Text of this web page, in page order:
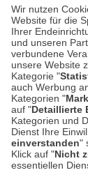
Wir nutzen
Website für die
Ihrer
und unseren
verbundene
unsere Website
Kategorie "
auch Werbung
Kategorien "
auf "Detaillierte
Kategorien und
Dienst Ihre
einverstanden"
Klick auf "Nicht
essentiellen